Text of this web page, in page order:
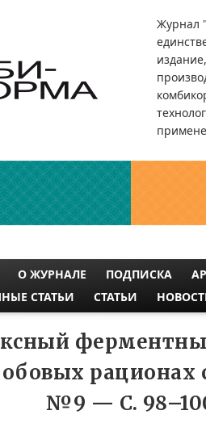
Журнал
О ЖУРНАЛЕ ПОДПИСКА
СТАТЬИ
СТАТЬИ
рационах
№9 — С.